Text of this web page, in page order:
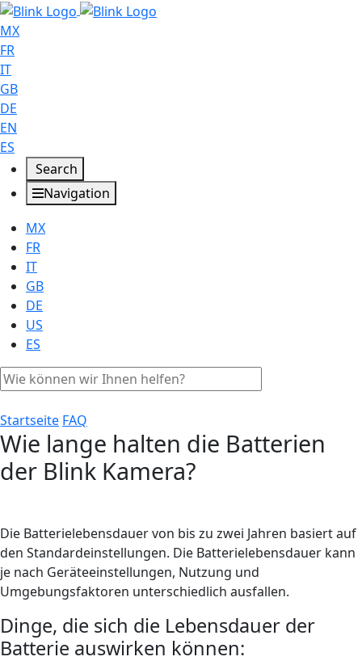
MX
FR
IT
GB
DE
EN
ES
Search
Navigation
MX
FR
IT
GB
DE
US
ES
Startseite FAQ
Wie lange halten die Batterien
der Blink Kamera?
Die Batterielebensdauer von bis zu zwei Jahren basiert auf
den Standardeinstellungen. Die Batterielebensdauer kann
je nach Geräteeinstellungen, Nutzung und
Umgebungsfaktoren unterschiedlich ausfallen.
Dinge, die sich die Lebensdauer der
Batterie auswirken können: